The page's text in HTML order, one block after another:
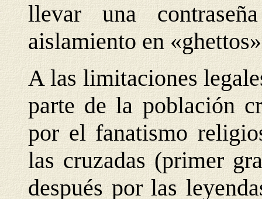
llevar una
aislamiento en
A las limitaciones
parte de la población
por el fanatismo
las cruzadas (primer
después por las